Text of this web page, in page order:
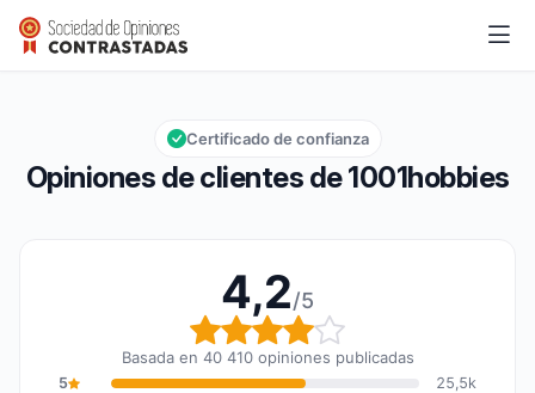
1001hobbies
Calificación global: 4,2 de 5
4,2/5
Opiniones de clientes de 1001hobbies
Certificado de confianza
4,2/5
Calificación global: 4,2
Basada en 40 410 opiniones publicadas
5
25,5k